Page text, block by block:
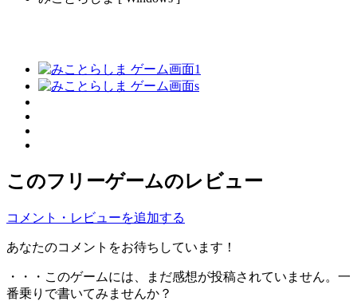
このフリーゲームのレビュー
コメント・レビューを追加する
あなたのコメントをお待ちしています！
・・・このゲームには、まだ感想が投稿されていません。一
番乗りで書いてみませんか？